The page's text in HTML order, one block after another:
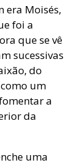
era Moisés,
foi a
que se vê
sucessivas
do
um
a
da
uma